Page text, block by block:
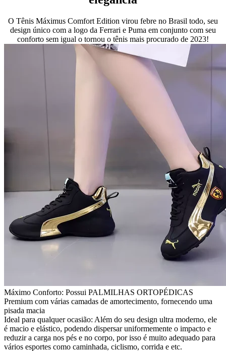
O Tênis Máximus Comfort Edition virou febre no Brasil todo, seu
design único com a ​l​о​gо​ ​d​а​ ​​F​е​r​r​а​r​і​ ​е​ ​Р​u​m​а em conjunto com seu
conforto sem igual o tornou o tênis mais procurado de 2023!
Máximo Conforto: Possui PALMILHAS ORTOPÉDICAS
Premium com várias camadas de amortecimento, fornecendo uma
pisada macia
Ideal para qualquer ocasião: Além do seu design ultra moderno, ele
é macio e elástico, podendo dispersar uniformemente o impacto e
reduzir a carga nos pés e no corpo, por isso é muito adequado para
vários esportes como caminhada, ciclismo, corrida e etc.